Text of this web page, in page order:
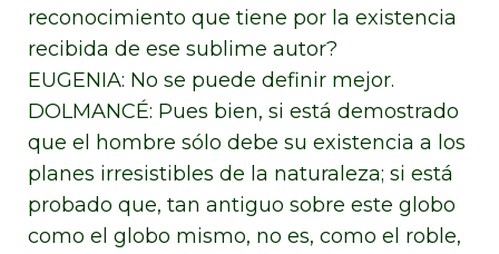
reconocimiento que tiene por la existencia
recibida de ese sublime autor?
EUGENIA: No se puede definir mejor.
DOLMANCÉ: Pues bien, si está demostrado
que el hombre sólo debe su existencia a los
planes irresistibles de la naturaleza; si está
probado que, tan antiguo sobre este globo
como el globo mismo, no es, como el roble,